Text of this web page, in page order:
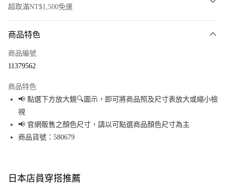
超取滿NT$1,500免運
信用卡一次付款
Apple Pay
街口支付
悠遊付
全盈+PAY
商品特色
商品編號
11379562
商品特色
📢 點選下方放大鏡🔍圖示，即可將商品照及尺寸表放大或縮小檢
視
📢 官網販售之顏色尺寸，請以可點選商品顏色尺寸為主
商品貨號：580679
日本店員穿搭推薦